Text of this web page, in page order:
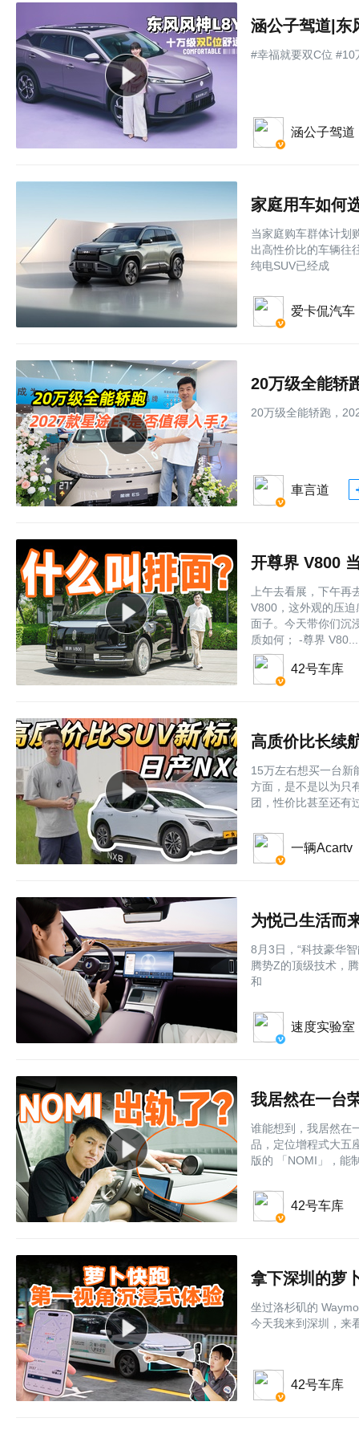
涵公子驾道|东
#幸福就要双C位 #10
涵公子驾道
家庭用车如何
当家庭购车群体计划
出高性价比的车辆往
纯电SUV已经成
爱卡侃汽车
20万级全能轿
20万级全能轿跑，
車言道
开尊界 V800
上午去看展，下午
V800，这外观的压
面子。今天带你们沉
质如何； -尊界
42号车库
高质价比长续
15万左右想买一台新
方面，是不是以为只
团，性价比甚至还有
一辆Acartv
为悦己生活而
8月3日，“科技豪华
腾势Z的顶级技术，
和
速度实验室
我居然在一台
谁能想到，我居然在
品，定位增程式大五
版的 「NOMI」，能
42号车库
拿下深圳的萝
坐过洛杉矶的
今天我来到深圳，来
42号车库